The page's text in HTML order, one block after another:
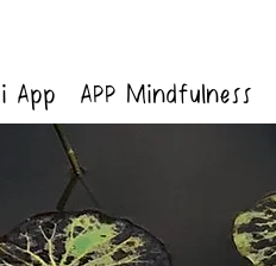
App APP Mindfulness